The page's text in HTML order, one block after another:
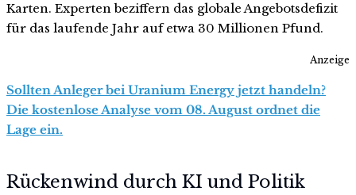
Karten. Experten beziffern das globale Angebotsdefizit
für das laufende Jahr auf etwa 30 Millionen Pfund.
Anzeige
Sollten Anleger bei Uranium Energy jetzt handeln?
Die kostenlose Analyse vom 08. August ordnet die
Lage ein.
Rückenwind durch KI und Politik